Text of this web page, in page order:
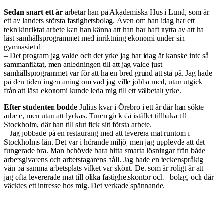
Sedan snart ett år arbetar han på Akademiska Hus i Lund, som är
ett av landets största fastighetsbolag. Även om han idag har ett
teknikinriktat arbete kan han känna att han har haft nytta av att ha
läst samhällsprogrammet med inriktning ekonomi under sin
gymnasietid.
– Det program jag valde och det yrke jag har idag är kanske inte så
sammanflätat, men anledningen till att jag valde just
samhällsprogrammet var för att ha en bred grund att stå på. Jag hade
på den tiden ingen aning om vad jag ville jobba med, utan utgick
från att läsa ekonomi kunde leda mig till ett välbetalt yrke.
Efter studenten bodde Julius kvar i Örebro i ett år där han sökte
arbete, men utan att lyckas. Turen gick då istället tillbaka till
Stockholm, där han till slut fick sitt första arbete.
– Jag jobbade på en restaurang med att leverera mat runtom i
Stockholms län. Det var i hörande miljö, men jag upplevde att det
fungerade bra. Man behövde bara hitta smarta lösningar från både
arbetsgivarens och arbetstagarens håll. Jag hade en teckenspråkig
vän på samma arbetsplats vilket var skönt. Det som är roligt är att
jag ofta levererade mat till olika fastighetskontor och –bolag, och där
väcktes ett intresse hos mig. Det verkade spännande.